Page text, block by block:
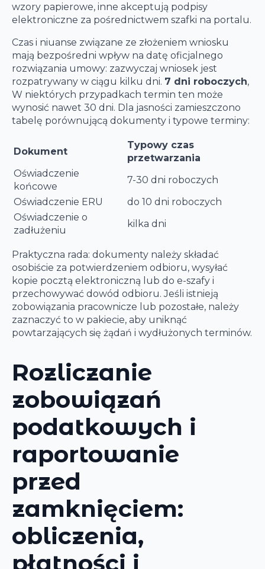
wzory papierowe, inne akceptują podpisy
elektroniczne za pośrednictwem szafki na portalu.
Czas i niuanse związane ze złożeniem wniosku
mają bezpośredni wpływ na datę oficjalnego
rozwiązania umowy: zazwyczaj wniosek jest
rozpatrywany w ciągu kilku dni. 7 dni roboczych,
W niektórych przypadkach termin ten może
wynosić nawet 30 dni. Dla jasności zamieszczono
tabelę porównującą dokumenty i typowe terminy:
Dokument
Typowy czas
przetwarzania
Oświadczenie
końcowe
7-30 dni roboczych
Oświadczenie ERU
do 10 dni roboczych
Oświadczenie o
zadłużeniu
kilka dni
Praktyczna rada: dokumenty należy składać
osobiście za potwierdzeniem odbioru, wysyłać
kopie pocztą elektroniczną lub do e-szafy i
przechowywać dowód odbioru. Jeśli istnieją
zobowiązania pracownicze lub pozostałe, należy
zaznaczyć to w pakiecie, aby uniknąć
powtarzających się żądań i wydłużonych terminów.
Rozliczanie
zobowiązań
podatkowych i
raportowanie
przed
zamknięciem:
obliczenia,
płatności i